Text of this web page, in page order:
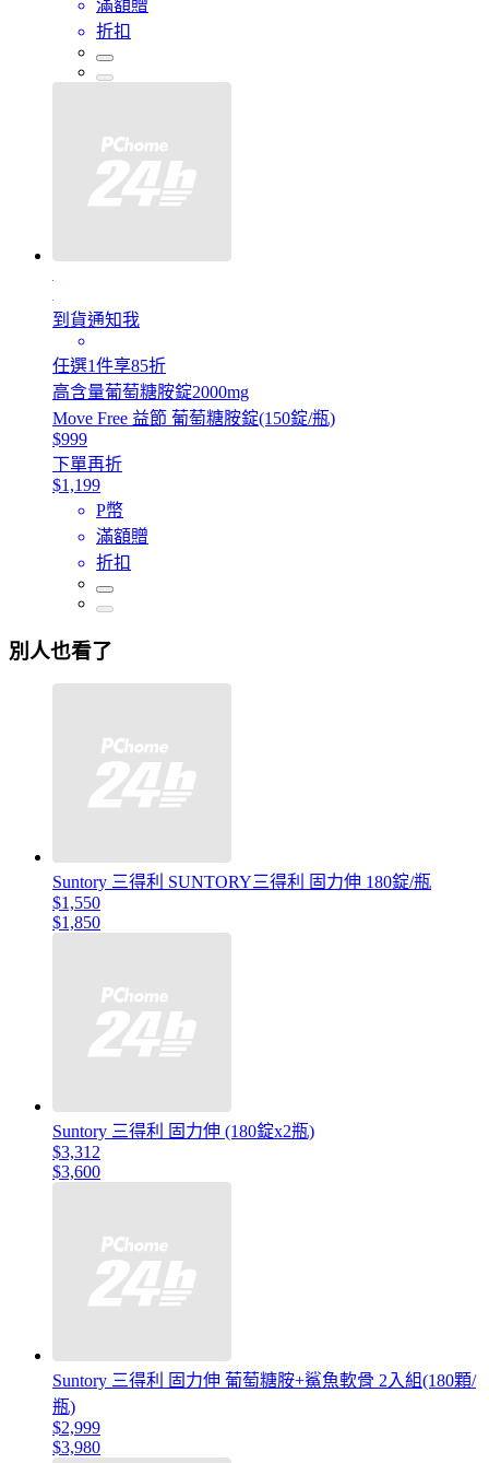
滿額贈
折扣
到貨通知我
任選1件享85折
高含量葡萄糖胺錠2000mg
Move Free 益節 葡萄糖胺錠(150錠/瓶)
$999
下單再折
$1,199
P幣
滿額贈
折扣
別人也看了
Suntory 三得利 SUNTORY三得利 固力伸 180錠/瓶
$1,550
$1,850
Suntory 三得利 固力伸 (180錠x2瓶)
$3,312
$3,600
Suntory 三得利 固力伸 葡萄糖胺+鯊魚軟骨 2入組(180顆/
瓶)
$2,999
$3,980